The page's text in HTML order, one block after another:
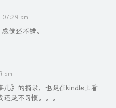
am
觉还不错。
pm
儿》的摘录，也是在kindle上看
是不习惯。。。